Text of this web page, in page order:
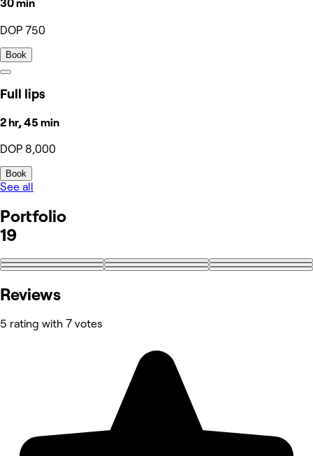
30 min
DOP 750
Book
Full lips
2 hr, 45 min
DOP 8,000
Book
See all
Portfolio
19
+10
Reviews
5 rating with 7 votes